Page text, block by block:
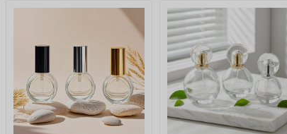
de vidrio para cosméticos mejoran la imagen de
diversas capacidades, formas, colores y
y estampado en caliente. Con soporte
a crear envases de vidrio distintivos y de alta